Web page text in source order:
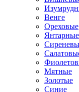
Венге
Ореховые
Янтарные
Мятные
Золотые
Синие